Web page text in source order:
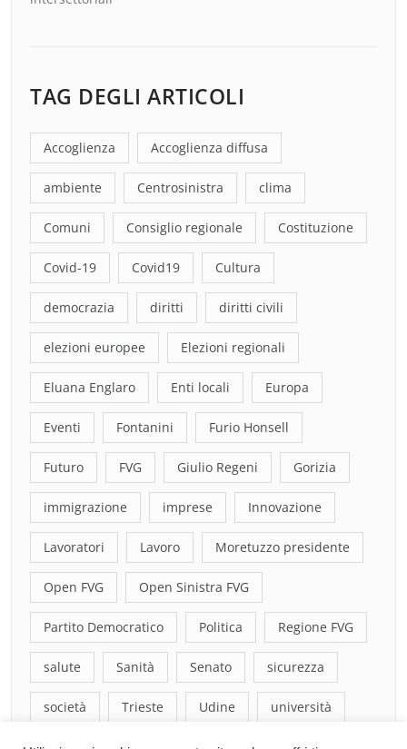
TAG DEGLI ARTICOLI
Accoglienza Accoglienza diffusa
ambiente Centrosinistra clima
Comuni Consiglio regionale Costituzione
Covid-19 Covid19 Cultura
democrazia diritti diritti civili
elezioni europee Elezioni regionali
Eluana Englaro Enti locali Europa
Eventi Fontanini Furio Honsell
Futuro FVG Giulio Regeni Gorizia
immigrazione imprese Innovazione
Lavoratori Lavoro Moretuzzo presidente
Open FVG Open Sinistra FVG
Partito Democratico Politica Regione FVG
salute Sanità Senato sicurezza
società Trieste Udine università